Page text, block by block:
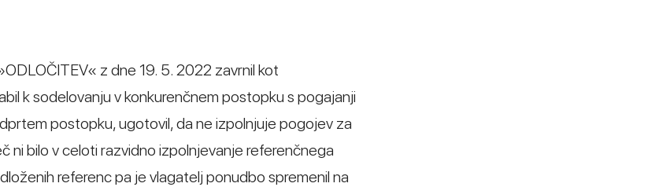
z dne 19. 5. 2022 zavrnil kot
k sodelovanju v konkurenčnem postopku s pogajanji
postopku, ugotovil, da ne izpolnjuje pogojev za
ni bilo v celoti razvidno izpolnjevanje referenčnega
referenc pa je vlagatelj ponudbo spremenil na